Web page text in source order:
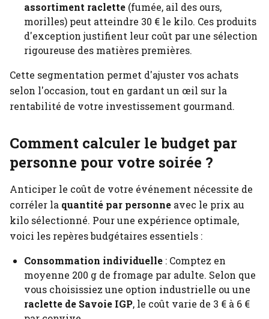
assortiment raclette (fumée, ail des ours,
morilles) peut atteindre 30 € le kilo. Ces produits
d'exception justifient leur coût par une sélection
rigoureuse des matières premières.
Cette segmentation permet d'ajuster vos achats
selon l'occasion, tout en gardant un œil sur la
rentabilité de votre investissement gourmand.
Comment calculer le budget par
personne pour votre soirée ?
Anticiper le coût de votre événement nécessite de
corréler la quantité par personne avec le prix au
kilo sélectionné. Pour une expérience optimale,
voici les repères budgétaires essentiels :
Consommation individuelle : Comptez en
moyenne 200 g de fromage par adulte. Selon que
vous choisissiez une option industrielle ou une
raclette de Savoie IGP, le coût varie de 3 € à 6 €